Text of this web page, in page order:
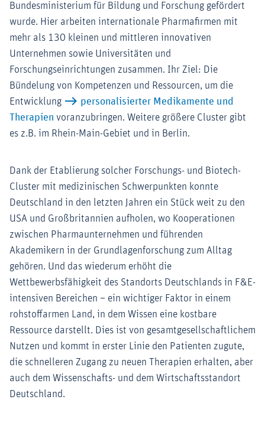
Bundesministerium für Bildung und Forschung gefördert
wurde. Hier arbeiten internationale Pharmafirmen mit
mehr als 130 kleinen und mittleren innovativen
Unternehmen sowie Universitäten und
Forschungseinrichtungen zusammen. Ihr Ziel: Die
Bündelung von Kompetenzen und Ressourcen, um die
Entwicklung
personalisierter Medikamente und
Therapien voranzubringen. Weitere größere Cluster gibt
es z.B. im Rhein-Main-Gebiet und in Berlin.
Dank der Etablierung solcher Forschungs- und Biotech-
Cluster mit medizinischen Schwerpunkten konnte
Deutschland in den letzten Jahren ein Stück weit zu den
USA und Großbritannien aufholen, wo Kooperationen
zwischen Pharmaunternehmen und führenden
Akademikern in der Grundlagenforschung zum Alltag
gehören. Und das wiederum erhöht die
Wettbewerbsfähigkeit des Standorts Deutschlands in F&E-
intensiven Bereichen – ein wichtiger Faktor in einem
rohstoffarmen Land, in dem Wissen eine kostbare
Ressource darstellt. Dies ist von gesamtgesellschaftlichem
Nutzen und kommt in erster Linie den Patienten zugute,
die schnelleren Zugang zu neuen Therapien erhalten, aber
auch dem Wissenschafts- und dem Wirtschaftsstandort
Deutschland.